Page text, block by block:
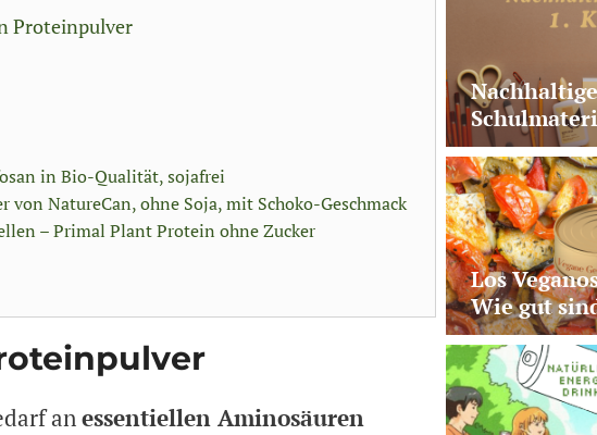
Proteinpulver
in Bio-Qualität, sojafrei
NatureCan, ohne Soja, mit Schoko-Geschmack
– Primal Plant Protein ohne Zucker
anessentiellen Aminosäuren
Nachhaltige
1. Klasse |
Produkte
Los
Wie gut
aus der